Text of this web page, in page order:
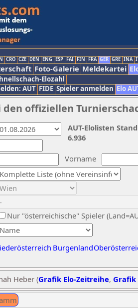
CRO CZE DEN ENG ESP FAI FIN FRA GER GRE INA
Foto-Galerie Meldekartei
Elozahl
AUT FIDE Spieler anmelden Elo
offiziellen
Vorname
Nur "österreichische" Spieler
Burgenland
AUT-Elolisten
6.936
Heber (Grafik Elo-Zeitreihe, Grafik